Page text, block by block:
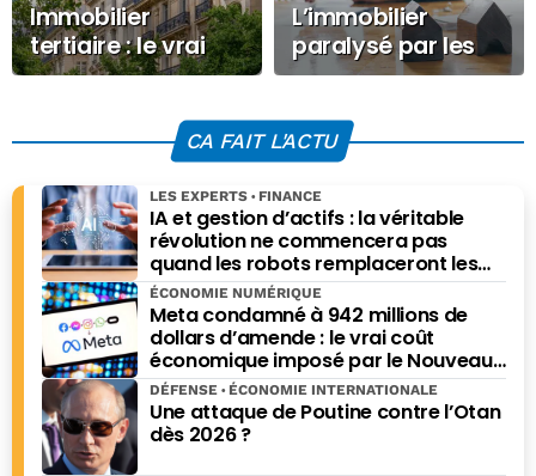
Immobilier
tertiaire : le vrai
risque n’est plus la
l’inexploitabilité
L’immobilier
paralysé par les
incertitudes
l’aube de 2026
CA FAIT L'ACTU
IA et gestion d’actifs : la véritable
révolution ne commencera pas
quand les robots remplaceront les
financiers. Elle commencera quand ils
prendront les meilleures décisions.
LES EXPERTS FINANCE
Meta condamné à 942 millions de
dollars d’amende : le vrai coût
économique imposé par le Nouveau-
Mexique
ÉCONOMIE NUMÉRIQUE
Une attaque de Poutine contre l’Otan
dès 2026 ?
DÉFENSE ÉCONOMIE INTERNATIONALE